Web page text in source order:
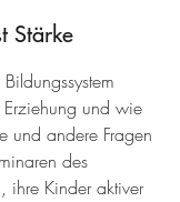
Stärke
und wie
und andere Fragen
des
ihre Kinder aktiver